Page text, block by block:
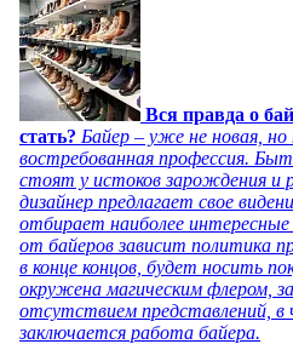
Вся правда о
стать? Байер – уже не новая,
востребованная профессия.
стоят у истоков зарождения и
дизайнер предлагает свое
отбирает наиболее
от байеров зависит политика
в конце концов, будет носить
окружена магическим флером,
отсутствием представлений, в
заключается работа байера.